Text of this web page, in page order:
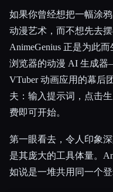
如果你曾经想把一幅涂
动漫艺术，而不想先去摆
AnimeGenius 正是为此
浏览器的动漫 AI 生成
VTuber 动画应用的幕
夫：输入提示词，点击
费即可开始。
第一眼看去，令人印象
是其庞大的工具体量。
如说是一堆共用同一个